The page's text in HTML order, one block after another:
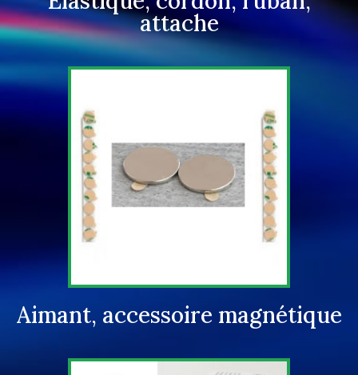
attache
Aimant, accessoire magnétique